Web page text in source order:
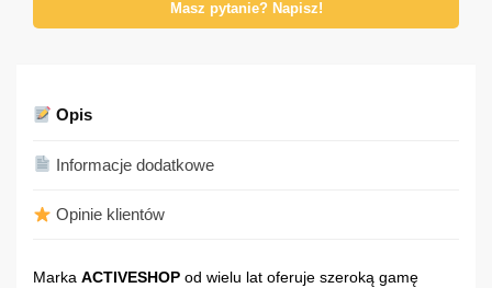
Masz pytanie? Napisz!
Opis
Informacje dodatkowe
Opinie klientów
Marka ACTIVESHOP od wielu lat oferuje szeroką gamę